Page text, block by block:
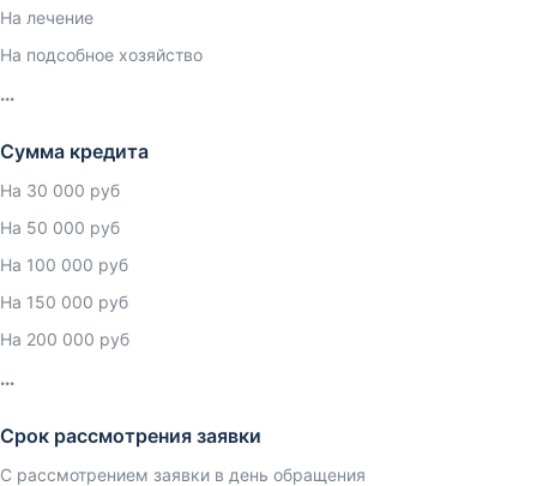
На лечение
На подсобное хозяйство
Сумма кредита
На 30 000 руб
На 50 000 руб
На 100 000 руб
На 150 000 руб
На 200 000 руб
Срок рассмотрения заявки
С рассмотрением заявки в день обращения